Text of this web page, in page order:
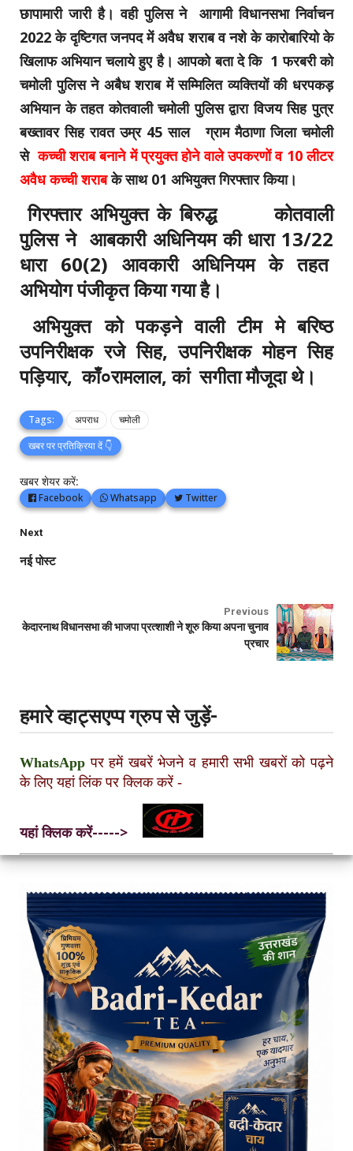
छापामारी जारी है। वही पुलिस ने आगामी विधानसभा निर्वाचन
2022 के दृष्टिगत जनपद में अवैध शराब व नशे के कारोबारियो के
खिलाफ अभियान चलाये हुए है। आपको बता दे कि 1 फरबरी को
चमोली पुलिस ने अबैध शराब में सम्मिलित व्यक्तियों की धरपकड़
अभियान के तहत कोतवाली चमोली पुलिस द्वारा विजय सिह पुत्र
बख्तावर सिह रावत उम्र 45 साल ग्राम मैठाणा जिला चमोली
सेकच्ची शराब बनाने में प्रयुक्त होने वाले उपकरणों व 10 लीटर
अवैध कच्ची शराबके साथ 01 अभियुक्त गिरफ्तार किया।
गिरफ्तार अभियुक्त के बिरुद्ध कोतवाली
पुलिस ने आबकारी अधिनियम की धारा 13/22
धारा 60(2) आवकारी अधिनियम के तहत
अभियोग पंजीकृत किया गया है।
अभियुक्त को पकड़ने वाली टीम मे बरिष्ठ
उपनिरीक्षकरजे सिह, उपनिरीक्षक मोहन सिह
पड़ियार, काँ०रामलाल, कां सगीता मौजूदा थे।
Tags: अपराध
चमोली
खबर पर प्रतिक्रिया दें 👇
खबर शेयर करें:
Facebook Whatsapp Twitter
Next
नई पोस्ट
Previous
केदारनाथ विधानसभा की भाजपा प्रत्शाशी ने शूरु किया अपना चुनाव
प्रचार
हमारे व्हाट्सएप्प ग्रुप से जुड़ें-
WhatsApp पर हमें खबरें भेजने व हमारी सभी खबरों को पढ़ने
के लिए यहां लिंक पर क्लिक करें -
यहां क्लिक करें----->